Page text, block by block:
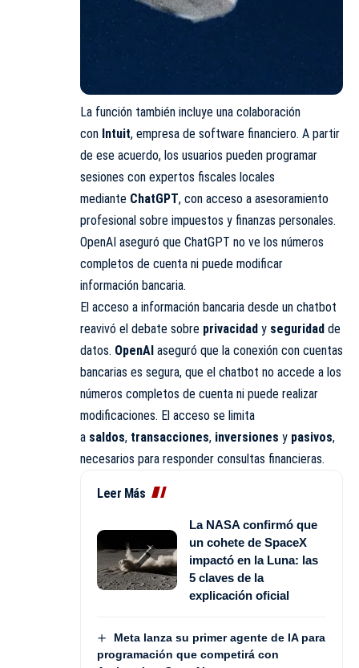
La función también incluye una colaboración
con Intuit, empresa de software financiero. A partir
de ese acuerdo, los usuarios pueden programar
sesiones con expertos fiscales locales
mediante ChatGPT, con acceso a asesoramiento
profesional sobre impuestos y finanzas personales.
OpenAI aseguró que ChatGPT no ve los números
completos de cuenta ni puede modificar
información bancaria.
El acceso a información bancaria desde un chatbot
reavivó el debate sobre privacidad y seguridad de
datos. OpenAI aseguró que la conexión con cuentas
bancarias es segura, que el chatbot no accede a los
números completos de cuenta ni puede realizar
modificaciones. El acceso se limita
a saldos, transacciones, inversiones y pasivos,
necesarios para responder consultas financieras.
Leer Más
La NASA confirmó que
un cohete de SpaceX
impactó en la Luna: las
5 claves de la
explicación oficial
Meta lanza su primer agente de IA para
programación que competirá con